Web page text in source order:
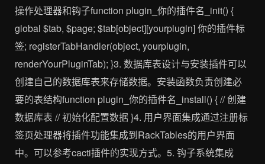
操作处理器和钩子function plugin_你的插件名_init() {
global $tab, $page; $tab[object][yourplugin] 你的插件标
签; registerTabHandler(object, yourplugin,
renderYourPluginTab); }3. 数据库表设计与安装插件可以
创建自己的数据库表来存储数据。安装函数负责创建必
要的表结构function plugin_你的插件名_install() { // 创建
数据库表 // 初始化配置数据 }4. 用户界面集成通过注册标
签页处理器将插件功能集成到RackTables的用户界面
中。可以参考cacti插件的实现方式。5. 钩子系统集成